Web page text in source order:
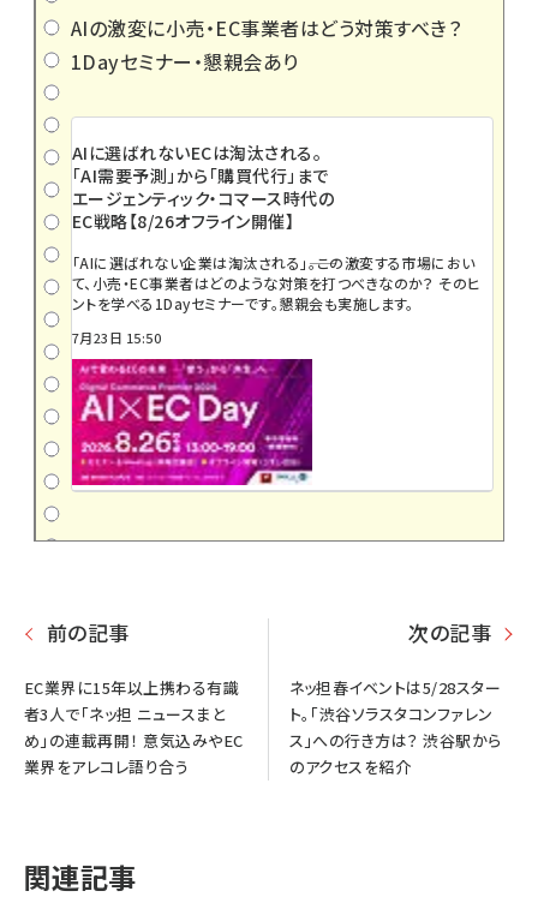
AIの激変に小売・EC事業者はどう対策すべき？
1Dayセミナー・懇親会あり
AIに選ばれないECは淘汰される。
「AI需要予測」から「購買代行」まで
エージェンティック・コマース時代の
EC戦略【8/26オフライン開催】
「AIに選ばれない企業は淘汰される」――。この激変する市場におい
て、小売・EC事業者はどのような対策を打つべきなのか？ そのヒ
ントを学べる1Dayセミナーです。懇親会も実施します。
7月23日 15:50
前の記事
EC業界に15年以上携わる有識
者3人で「ネッ担 ニュースまと
め」の連載再開！ 意気込みやEC
業界をアレコレ語り合う
次の記事
ネッ担春イベントは5/28スター
ト。「渋谷ソラスタコンファレン
ス」への行き方は？ 渋谷駅から
のアクセスを紹介
関連記事